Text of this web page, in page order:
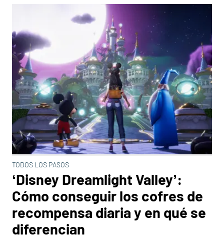
TODOS LOS PASOS
‘Disney Dreamlight Valley’:
Cómo conseguir los cofres de
recompensa diaria y en qué se
diferencian